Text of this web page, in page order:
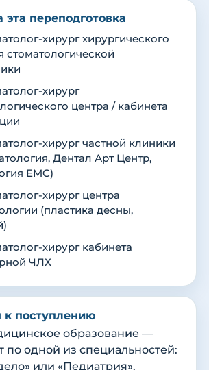
переподготовка
хирург хирургического
стоматологической
хирург
центра / кабинета
хирург частной клиники
Дентал Арт Центр,
EMC)
хирург центра
(пластика десны,
хирург кабинета
ЧЛХ
к поступлению
образование —
по одной из специальностей:
или «Педиатрия».